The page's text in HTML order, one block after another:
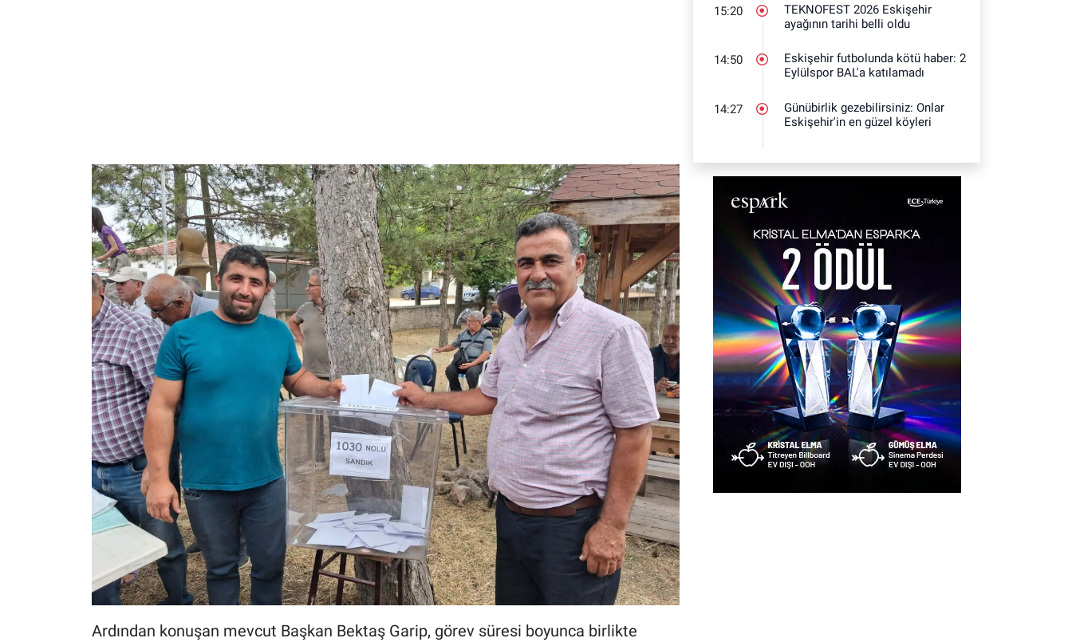
Ardından konuşan mevcut Başkan Bektaş Garip, görev süresi boyunca birlikte
15:20
TEKNOFEST 2026 Eskişehir
ayağının tarihi belli oldu
14:50
Eskişehir futbolunda kötü haber: 2
Eylülspor BAL'a katılamadı
14:27
Günübirlik gezebilirsiniz: Onlar
Eskişehir'in en güzel köyleri